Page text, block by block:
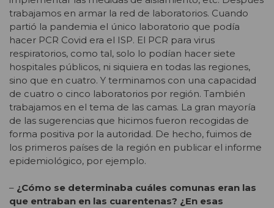
trabajamos en armar la red de laboratorios. Cuando
partió la pandemia el único laboratorio que podía
hacer PCR Covid era el ISP. El PCR para virus
respiratorios, como tal, solo lo podían hacer siete
hospitales públicos, ni siquiera en todas las regiones,
sino que en cuatro. Y terminamos con una capacidad
de cuatro o cinco laboratorios por región. También
trabajamos en el tema de las camas. La gran mayoría
de las sugerencias que hicimos fueron recogidas de
forma positiva por la autoridad. De hecho, fuimos de
los primeros países de la región en publicar el informe
epidemiológico, por ejemplo.
– ¿Cómo se determinaba cuáles comunas eran las
que entraban en las cuarentenas? ¿En esas